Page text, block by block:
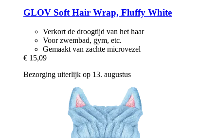
GLOV Soft Hair Wrap, Fluffy White
Verkort de droogtijd van het haar
Voor zwembad, gym, etc.
Gemaakt van zachte microvezel
€ 15,09
Bezorging uiterlijk op 13. augustus